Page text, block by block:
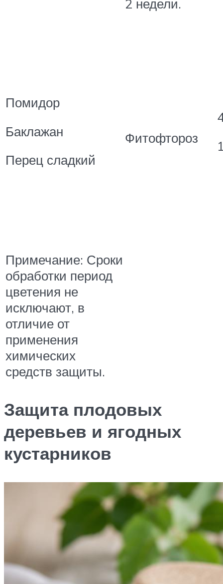
2 недели.
Помидор
Баклажан
Перец сладкий
Фитофтороз
Примечание: Сроки
обработки период
цветения не
исключают, в
отличие от
применения
химических
средств защиты.
Защита плодовых
деревьев и ягодных
кустарников